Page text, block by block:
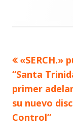
de
entradas
Artículo
anterior
«SERCH.»
“Santa
primer
su nuevo
Control”